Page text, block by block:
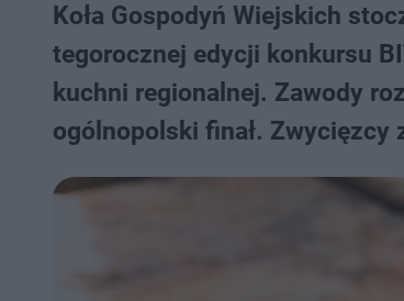
Koła Gospodyń Wiejskich
tegorocznej edycji konkursu
kuchni regionalnej. Zawody
ogólnopolski finał. Zwycięzcy